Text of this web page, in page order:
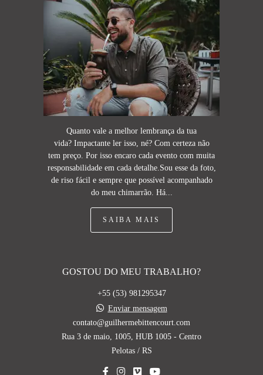
Quanto vale a melhor lembrança da tua
vida? Impactante ler isso, né? Com certeza não
tem preço. Por isso encaro cada evento com muita
responsabilidade em cada detalhe.Sou esse da foto,
de riso fácil e sempre que possível acompanhado
do meu chimarrão. Há...
SAIBA MAIS
GOSTOU DO MEU TRABALHO?
+55 (53) 981295347
Enviar mensagem
contato@guilhermebittencourt.com
Rua 3 de maio, 1005, HUB 1005 - Centro
Pelotas / RS